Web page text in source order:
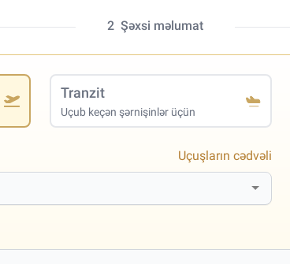
2 Şəxsi məlumat
Tranzit
Uçub keçən şərnişinlər üçün
Uçuşların cədvəli